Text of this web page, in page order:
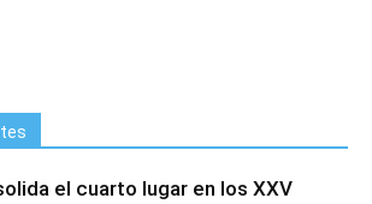
el cuarto lugar en los XXV